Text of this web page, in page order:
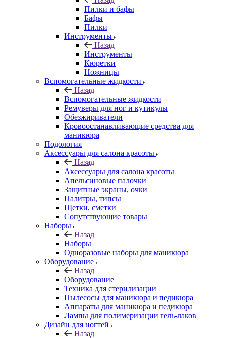
Пилки и бафы
Бафы
Пилки
Инструменты
Назад
Инструменты
Кюретки
Ножницы
Вспомогательные жидкости
Назад
Вспомогательные жидкости
Ремуверы для ног и кутикулы
Обезжириватели
Кровоостанавливающие средства для
маникюра
Подология
Аксессуары для салона красоты
Назад
Аксессуары для салона красоты
Апельсиновые палочки
Защитные экраны, очки
Палитры, типсы
Щетки, сметки
Сопутствующие товары
Наборы
Назад
Наборы
Одноразовые наборы для маникюра
Оборудование
Назад
Оборудование
Техника для стерилизации
Пылесосы для маникюра и педикюра
Аппараты для маникюра и педикюра
Лампы для полимеризации гель-лаков
Дизайн для ногтей
Назад